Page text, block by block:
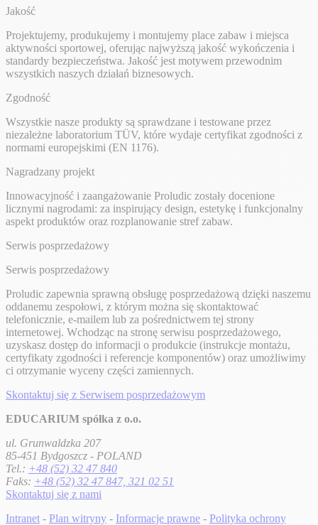
Jakość
Projektujemy, produkujemy i montujemy place zabaw i miejsca
aktywności sportowej, oferując najwyższą jakość wykończenia i
standardy bezpieczeństwa. Jakość jest motywem przewodnim
wszystkich naszych działań biznesowych.
Zgodność
Wszystkie nasze produkty są sprawdzane i testowane przez
niezależne laboratorium TÜV, które wydaje certyfikat zgodności z
normami europejskimi (EN 1176).
Nagradzany projekt
Innowacyjność i zaangażowanie Proludic zostały docenione
licznymi nagrodami: za inspirujący design, estetykę i funkcjonalny
aspekt produktów oraz rozplanowanie stref zabaw.
Serwis posprzedażowy
Serwis posprzedażowy
Proludic zapewnia sprawną obsługę posprzedażową dzięki naszemu
oddanemu zespołowi, z którym można się skontaktować
telefonicznie, e-mailem lub za pośrednictwem tej strony
internetowej. Wchodząc na stronę serwisu posprzedażowego,
uzyskasz dostęp do informacji o produkcie (instrukcje montażu,
certyfikaty zgodności i referencje komponentów) oraz umożliwimy
ci otrzymanie wyceny części zamiennych.
Skontaktuj się z Serwisem posprzedażowym
EDUCARIUM spółka z o.o.
ul. Grunwaldzka 207
85-451 Bydgoszcz - POLAND
Tel.: +48 (52) 32 47 840
Faks: +48 (52) 32 47 847, 321 02 51
Skontaktuj się z nami
Intranet - Plan witryny - Informacje prawne - Polityka ochrony